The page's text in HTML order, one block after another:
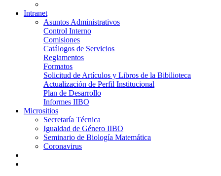
Intranet
Asuntos Administrativos
Control Interno
Comisiones
Catálogos de Servicios
Reglamentos
Formatos
Solicitud de Artículos y Libros de la Bibilioteca
Actualización de Perfil Institucional
Plan de Desarrollo
Informes IIBO
Micrositios
Secretaría Técnica
Igualdad de Género IIBO
Seminario de Biología Matemática
Coronavirus